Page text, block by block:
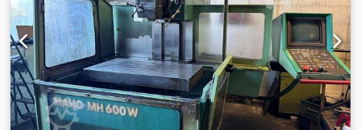
об./мин Патронник за инструменти: SK 40 Разстояние от
шпиндела до масата: 127–567 мм Диаметър на шпиндела в
предния лагер: 55 мм ДЕТАЙЛИ ЗА МАШИНАТА
Управление: Heidenhain 407 Dcodpfozpxfhjx Alxek
ОБОРУДВАНЕ Ръчно колело Мрежова връзка